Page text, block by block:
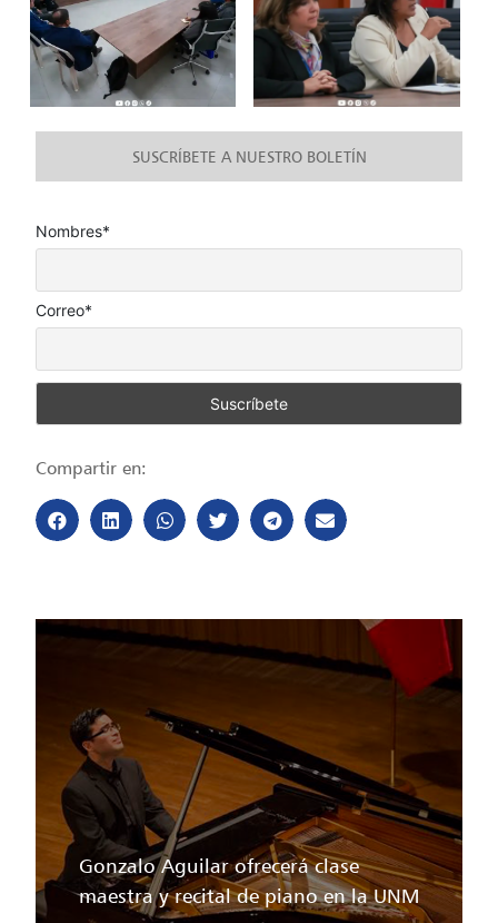
SUSCRÍBETE A NUESTRO BOLETÍN
Nombres*
Correo*
Compartir en:
Gonzalo Aguilar ofrecerá clase
maestra y recital de piano en la UNM